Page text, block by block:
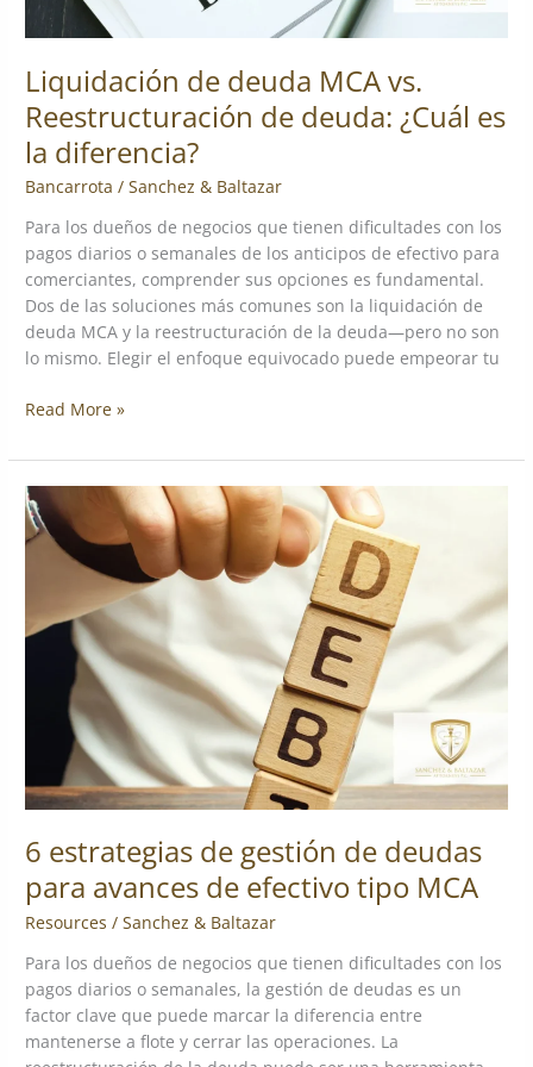
Liquidación de deuda MCA vs.
Reestructuración de deuda: ¿Cuál es
la diferencia?
Bancarrota /Sanchez & Baltazar
Para los dueños de negocios que tienen dificultades con los
pagos diarios o semanales de los anticipos de efectivo para
comerciantes, comprender sus opciones es fundamental.
Dos de las soluciones más comunes son la liquidación de
deuda MCA y la reestructuración de la deuda—pero no son
lo mismo. Elegir el enfoque equivocado puede empeorar tu
diferencia?
Read More »
6 estrategias de gestión de deudas
para avances de efectivo tipo MCA
Resources /Sanchez & Baltazar
Para los dueños de negocios que tienen dificultades con los
pagos diarios o semanales, la gestión de deudas es un
factor clave que puede marcar la diferencia entre
mantenerse a flote y cerrar las operaciones. La
6
estrategias
de
deudas
avances
efectivo
MCA